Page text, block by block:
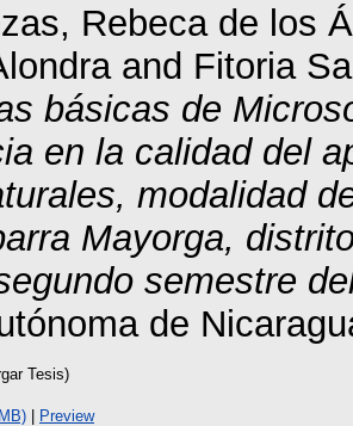
Rebeca de los
and Fitoria
básicas de
en la calidad del
modalidad
Mayorga,
semestre
de
Tesis)
| Preview